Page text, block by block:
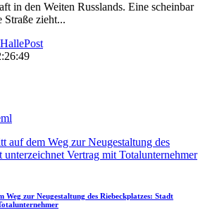
in den Weiten Russlands. Eine scheinbar
Straße zieht...
Weg zur Neugestaltung des Riebeckplatzes: Stadt